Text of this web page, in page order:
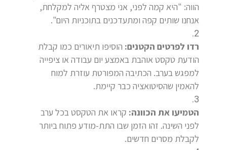
הווה: "היא קמה לפני, אני מצטרף אליה למקלחת,
אנחנו שותים קפה ומתעדכנים בתוכניות היום".
רדו לפרטים הקטנים: הוסיפו תיאורים כמו קבלת
הודעת טקסט אוהבת באמצע יום עבודה או ציפייה
למפגש בערב. הכתיבה המפורטת עוזרת למוח
להאמין שהסיטואציה כבר קיימת.
הטמיעו את הכוונה: קראו את הטקסט בכל ערב
לפני השינה. זהו הזמן שבו התת-מודע פתוח ביותר
לקבלת מסרים חדשים.